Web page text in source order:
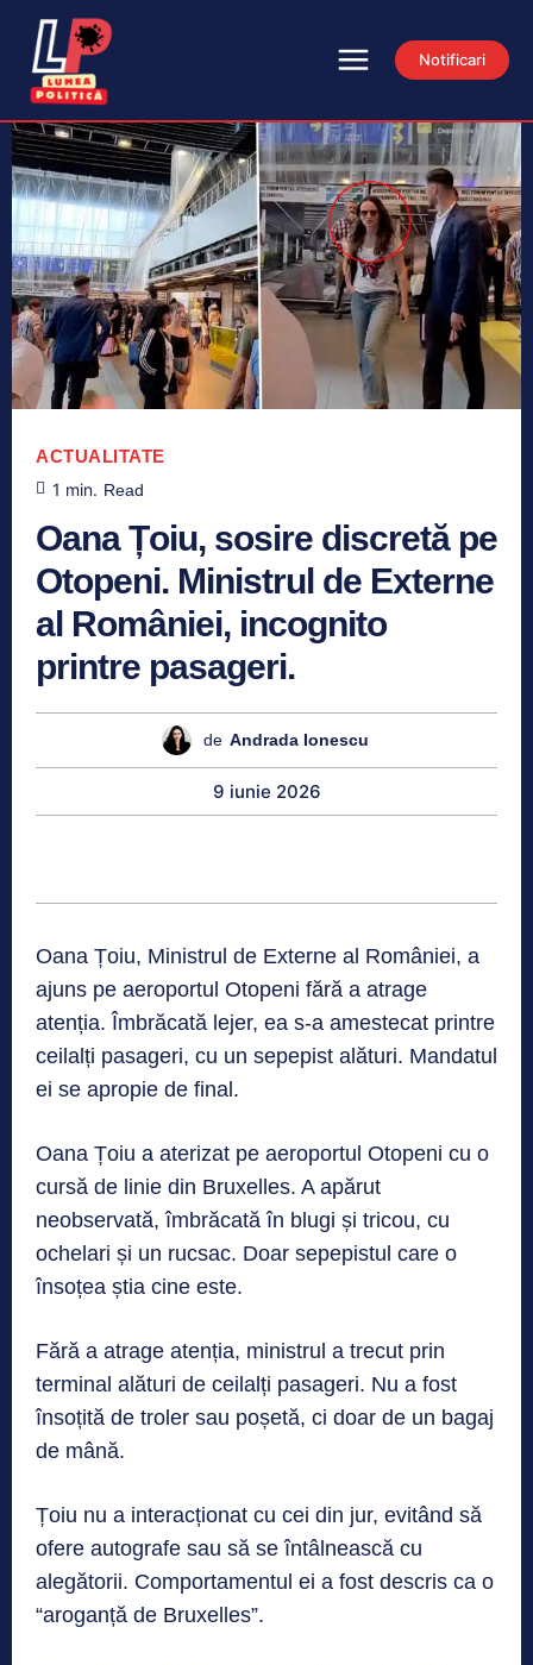
Notificari
ACTUALITATE
1 min. Read
Oana Țoiu, sosire discretă pe
Otopeni. Ministrul de Externe
al României, incognito
printre pasageri.
de Andrada Ionescu
9 iunie 2026
Oana Țoiu, Ministrul de Externe al României, a
ajuns pe aeroportul Otopeni fără a atrage
atenția. Îmbrăcată lejer, ea s-a amestecat printre
ceilalți pasageri, cu un sepepist alături. Mandatul
ei se apropie de final.
Oana Țoiu a aterizat pe aeroportul Otopeni cu o
cursă de linie din Bruxelles. A apărut
neobservată, îmbrăcată în blugi și tricou, cu
ochelari și un rucsac. Doar sepepistul care o
însoțea știa cine este.
Fără a atrage atenția, ministrul a trecut prin
terminal alături de ceilalți pasageri. Nu a fost
însoțită de troler sau poșetă, ci doar de un bagaj
de mână.
Țoiu nu a interacționat cu cei din jur, evitând să
ofere autografe sau să se întâlnească cu
alegătorii. Comportamentul ei a fost descris ca o
“aroganță de Bruxelles”.